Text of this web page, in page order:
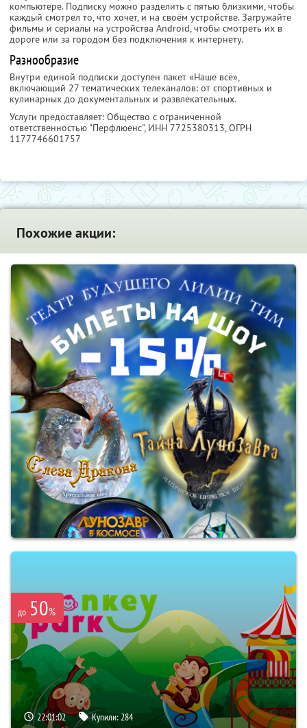
компьютере. Подписку можно разделить с пятью близкими, чтобы
каждый смотрел то, что хочет, и на своём устройстве. Загружайте
фильмы и сериалы на устройства Android, чтобы смотреть их в
дороге или за городом без подключения к интернету.
Разнообразие
Внутри единой подписки доступен пакет «Наше всё»,
включающий 27 тематических телеканалов: от спортивных и
кулинарных до документальных и развлекательных.
Услуги предоставляет: Общество с ограниченной
ответственностью "Перфлюенс", ИНН 7725380313, ОГРН
1177746601757
Похожие акции:
до 50%
22:01:01 Купили:284